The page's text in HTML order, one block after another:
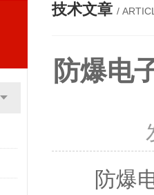
技术文章 /
防爆电
防爆电